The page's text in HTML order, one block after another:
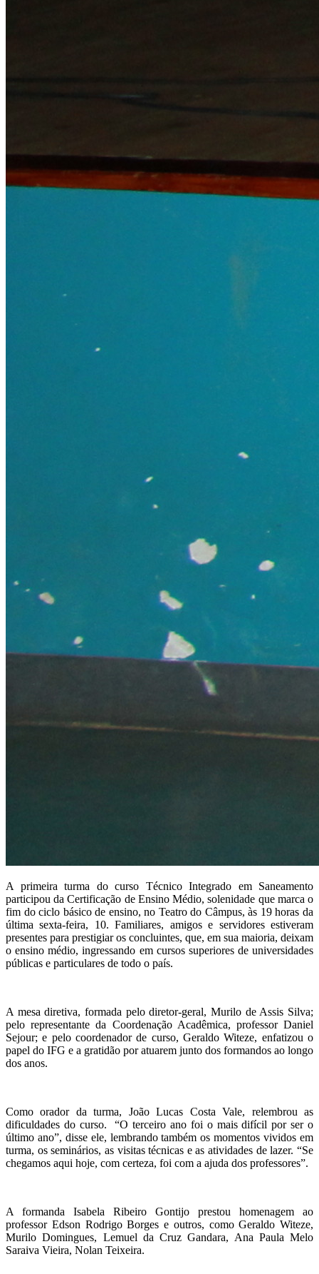
A primeira turma do curso Técnico Integrado em Saneamento
participou da Certificação de Ensino Médio, solenidade que marca o
fim do ciclo básico de ensino, no Teatro do Câmpus, às 19 horas da
última sexta-feira, 10. Familiares, amigos e servidores estiveram
presentes para prestigiar os concluintes, que, em sua maioria, deixam
o ensino médio, ingressando em cursos superiores de universidades
públicas e particulares de todo o país.
A mesa diretiva, formada pelo diretor-geral, Murilo de Assis Silva;
pelo representante da Coordenação Acadêmica, professor Daniel
Sejour; e pelo coordenador de curso, Geraldo Witeze, enfatizou o
papel do IFG e a gratidão por atuarem junto dos formandos ao longo
dos anos.
Como orador da turma, João Lucas Costa Vale, relembrou as
dificuldades do curso. “O terceiro ano foi o mais difícil por ser o
último ano”, disse ele, lembrando também os momentos vividos em
turma, os seminários, as visitas técnicas e as atividades de lazer. “Se
chegamos aqui hoje, com certeza, foi com a ajuda dos professores”.
A formanda Isabela Ribeiro Gontijo prestou homenagem ao
professor Edson Rodrigo Borges e outros, como Geraldo Witeze,
Murilo Domingues, Lemuel da Cruz Gandara, Ana Paula Melo
Saraiva Vieira, Nolan Teixeira.